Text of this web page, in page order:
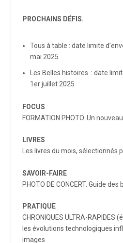
PROCHAINS DÉFIS.
Tous à table : date limite
mai 2025
Les Belles histoires : date
1er juillet 2025
FOCUS
FORMATION PHOTO. Un
LIVRES
Les livres du mois, sélectionnés
SAVOIR-FAIRE
PHOTO DE CONCERT. Guide
PRATIQUE
CHRONIQUES ULTRA-
les évolutions technologiques
images